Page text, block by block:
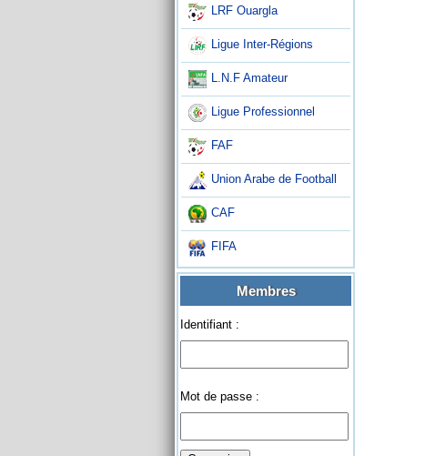
LRF Ouargla
Ligue Inter-Régions
L.N.F Amateur
Ligue Professionnel
FAF
Union Arabe de Football
CAF
FIFA
Membres
Identifiant :
Mot de passe :